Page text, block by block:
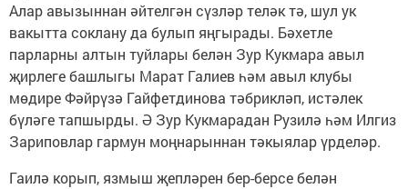
Алар авызыннан әйтелгән сүзләр теләк тә, шул ук
вакытта соклану да булып яңгырады. Бәхетле
парларны алтын туйлары белән Зур Кукмара авыл
җирлеге башлыгы Марат Галиев һәм авыл клубы
мөдире Фәйрүзә Гайфетдинова тәбрикләп, истәлек
бүләге тапшырды. Ә Зур Кукмарадан Рузилә һәм Илгиз
Зариповлар гармун моңнарыннан тәкыялар үрделәр.
Гаилә корып, язмыш җепләрен бер-берсе белән